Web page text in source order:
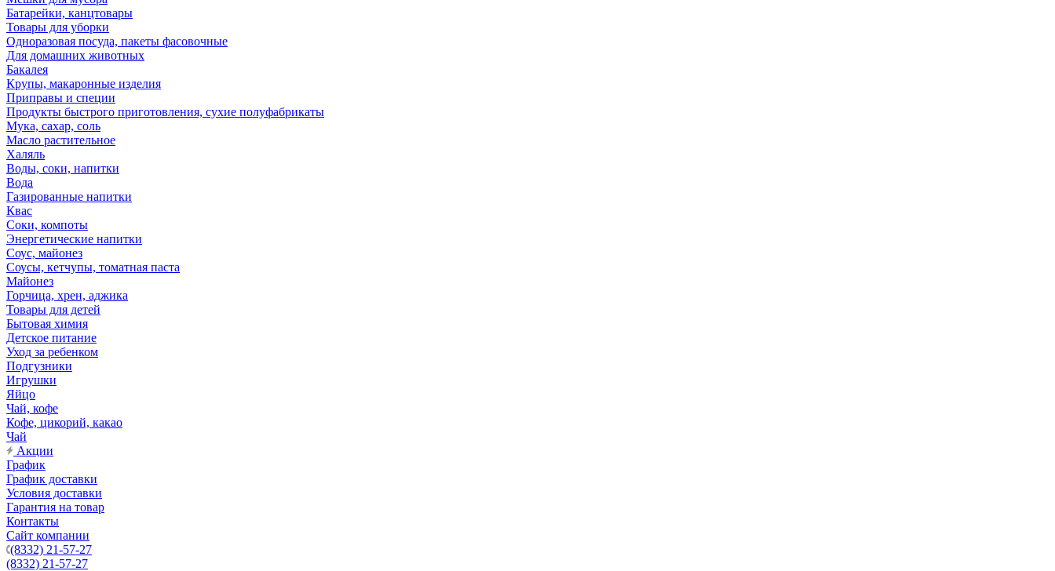
Батарейки, канцтовары
Товары для уборки
Одноразовая посуда, пакеты фасовочные
Для домашних животных
Бакалея
Крупы, макаронные изделия
Приправы и специи
Продукты быстрого приготовления, сухие полуфабрикаты
Мука, сахар, соль
Масло растительное
Халяль
Воды, соки, напитки
Вода
Газированные напитки
Квас
Соки, компоты
Энергетические напитки
Соус, майонез
Соусы, кетчупы, томатная паста
Майонез
Горчица, хрен, аджика
Товары для детей
Бытовая химия
Детское питание
Уход за ребенком
Подгузники
Игрушки
Яйцо
Чай, кофе
Кофе, цикорий, какао
Чай
Акции
График
График доставки
Условия доставки
Гарантия на товар
Контакты
Сайт компании
(8332) 21-57-27
(8332) 21-57-27